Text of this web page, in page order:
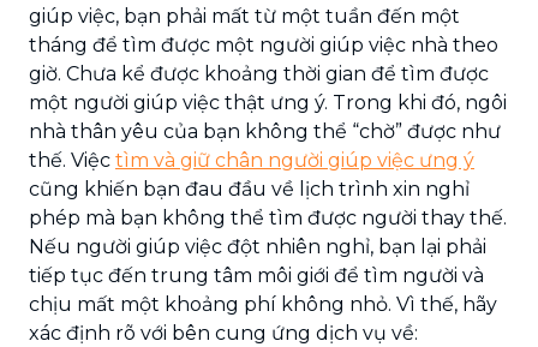
giúp việc, bạn phải mất từ một tuần đến một
tháng để tìm được một người giúp việc nhà theo
giờ. Chưa kể được khoảng thời gian để tìm được
một người giúp việc thật ưng ý. Trong khi đó, ngôi
nhà thân yêu của bạn không thể “chờ” được như
thế. Việc tìm và giữ chân người giúp việc ưng ý
cũng khiến bạn đau đầu về lịch trình xin nghỉ
phép mà bạn không thể tìm được người thay thế.
Nếu người giúp việc đột nhiên nghỉ, bạn lại phải
tiếp tục đến trung tâm môi giới để tìm người và
chịu mất một khoảng phí không nhỏ. Vì thế, hãy
xác định rõ với bên cung ứng dịch vụ về: